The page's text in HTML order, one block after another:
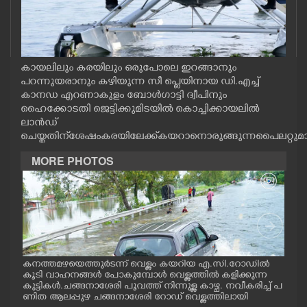
CASE DIARY
CINEMA
OPINION
PHOTOS
LIFESTYLE
SPIRITUAL
INFO+
ART
കായലിലും കരയിലും ഒരുപോലെ ഇറങ്ങാനും
പറന്നുയരാനും കഴിയുന്ന സീ പ്ളെയിനായ ഡി.എച്ച്
കാനഡ എറണാകുളം ബോൾഗാട്ടി ദ്വീപിനും
ഹൈക്കോടതി ജെട്ടിക്കുമിടയിൽ കൊച്ചിക്കായലിൽ
ലാൻഡ്
ചെയ്തതിന് ശേഷം കരയിലേക്ക് കയറാനൊരുങ്ങുന്ന
MORE PHOTOS
കനത്തമഴയെത്തുർടന്ന് വെള്ളം കയറിയ എ.സി.റോഡിൽ
കൂടി വാഹനങ്ങൾ പോകുമ്പോൾ വെള്ളത്തിൽ കളിക്കുന്ന
കുട്ടികൾ.ചങ്ങനാശേരി പൂവത്ത് നിന്നുള്ള കാഴ്ച. നവീകരിച്ച് പ
ണിത ആലപ്പുഴ ചങ്ങനാശേരി റോഡ് വെള്ളത്തിലായി